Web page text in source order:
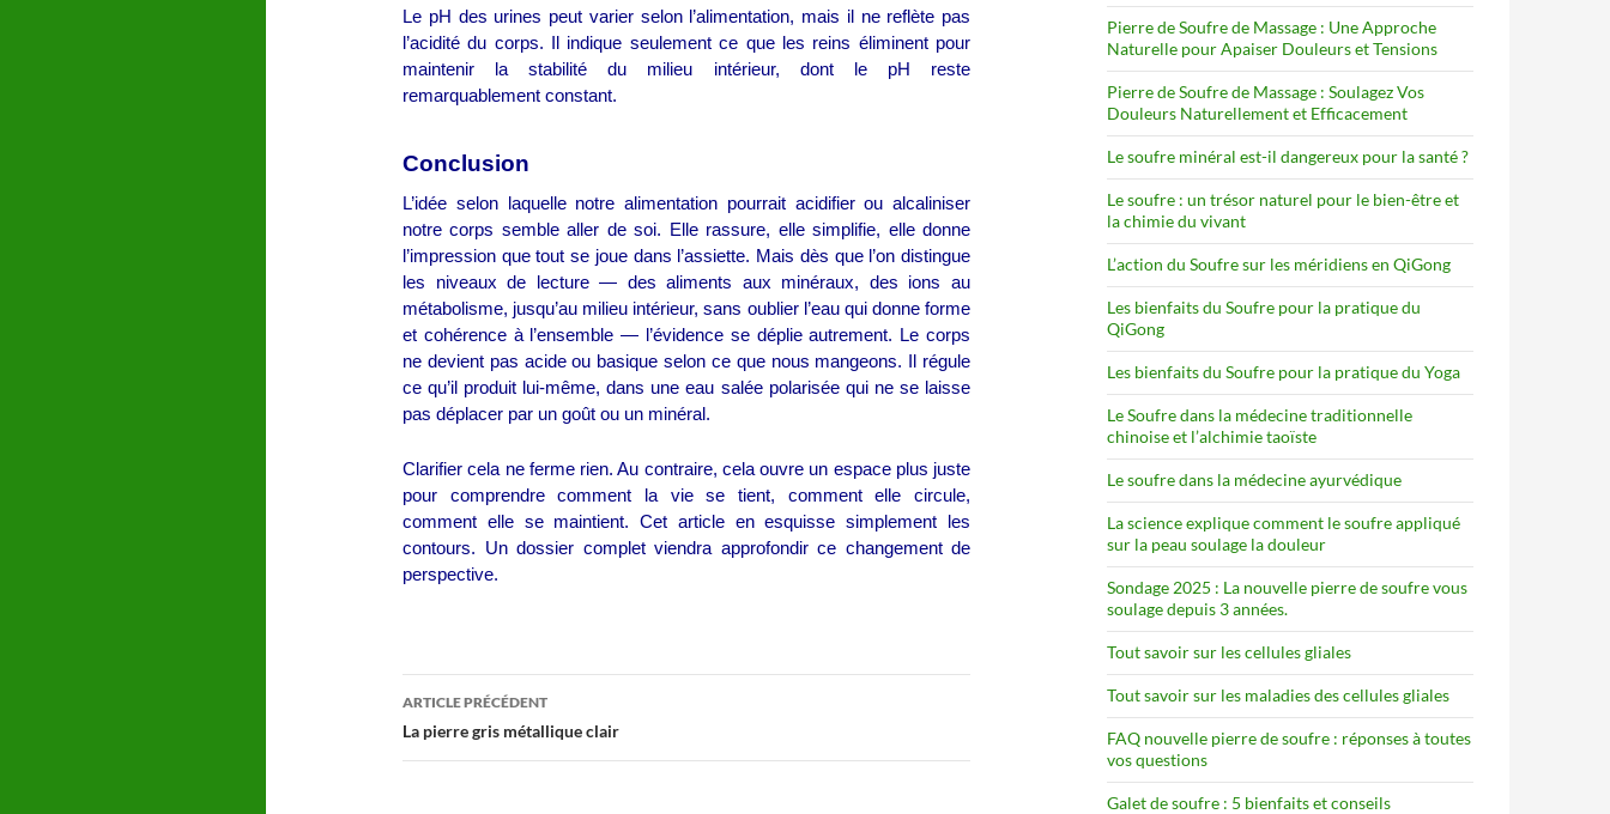
Le pH des urines peut varier selon l’alimentation, mais il ne reflète pas
l’acidité du corps. Il indique seulement ce que les reins éliminent pour
maintenir la stabilité du milieu intérieur, dont le pH reste
remarquablement constant.
Conclusion
L’idée selon laquelle notre alimentation pourrait acidifier ou alcaliniser
notre corps semble aller de soi. Elle rassure, elle simplifie, elle donne
l’impression que tout se joue dans l’assiette. Mais dès que l’on distingue
les niveaux de lecture — des aliments aux minéraux, des ions au
métabolisme, jusqu’au milieu intérieur, sans oublier l’eau qui donne forme
et cohérence à l’ensemble — l’évidence se déplie autrement. Le corps
ne devient pas acide ou basique selon ce que nous mangeons. Il régule
ce qu’il produit lui‑même, dans une eau salée polarisée qui ne se laisse
pas déplacer par un goût ou un minéral.
Clarifier cela ne ferme rien. Au contraire, cela ouvre un espace plus juste
pour comprendre comment la vie se tient, comment elle circule,
comment elle se maintient. Cet article en esquisse simplement les
contours. Un dossier complet viendra approfondir ce changement de
perspective.
Navigation
des
ARTICLE PRÉCÉDENT
La pierre gris métallique clair
Pierre de Soufre de Massage : Une Approche
Naturelle pour Apaiser Douleurs et Tensions
Pierre de Soufre de Massage : Soulagez Vos
Douleurs Naturellement et Efficacement
Le soufre minéral est-il dangereux pour la santé ?
Le soufre : un trésor naturel pour le bien-être et
la chimie du vivant
L’action du Soufre sur les méridiens en QiGong
Les bienfaits du Soufre pour la pratique du
QiGong
Les bienfaits du Soufre pour la pratique du Yoga
Le Soufre dans la médecine traditionnelle
chinoise et l’alchimie taoïste
Le soufre dans la médecine ayurvédique
La science explique comment le soufre appliqué
sur la peau soulage la douleur
Sondage 2025 : La nouvelle pierre de soufre vous
soulage depuis 3 années.
Tout savoir sur les cellules gliales
Tout savoir sur les maladies des cellules gliales
FAQ nouvelle pierre de soufre : réponses à toutes
vos questions
Galet de soufre : 5 bienfaits et conseils